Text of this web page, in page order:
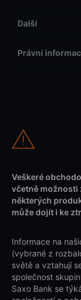
Další
Právní
Veškeré
včetně možnosti
některých
může dojít i ke
Informace na
(vybrané z
světě a vztahují
společnost
Saxo Bank se